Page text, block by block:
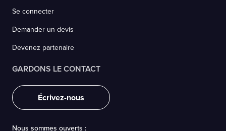
Se connecter
Demander un devis
Devenez partenaire
GARDONS LE CONTACT
Écrivez-nous
Nous sommes ouverts :